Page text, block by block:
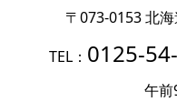
〒073-0153北
TEL： 0125-
午前